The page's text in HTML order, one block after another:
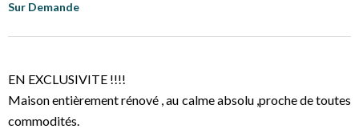
Sur Demande
EN EXCLUSIVITE !!!!
Maison entièrement rénové , au calme absolu ,proche de toutes
commodités.